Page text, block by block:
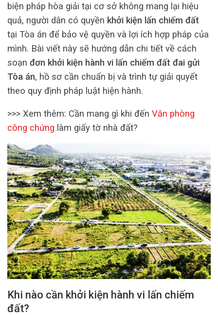
biện pháp hòa giải tại cơ sở không mang lại hiệu
quả, người dân có quyền khởi kiện lấn chiếm đất
tại Tòa án để bảo vệ quyền và lợi ích hợp pháp của
mình. Bài viết này sẽ hướng dẫn chi tiết về cách
soạn đơn khởi kiện hành vi lấn chiếm đất đai gửi
Tòa án, hồ sơ cần chuẩn bị và trình tự giải quyết
theo quy định pháp luật hiện hành.
>>> Xem thêm: Cần mang gì khi đến Văn phòng
công chứng làm giấy tờ nhà đất?
Khi nào cần khởi kiện hành vi lấn chiếm
đất?